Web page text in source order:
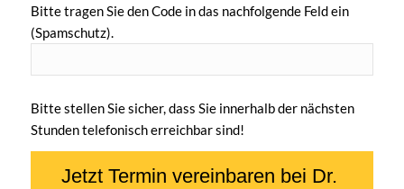
Bitte tragen Sie den Code in das nachfolgende Feld ein
(Spamschutz).
Bitte stellen Sie sicher, dass Sie innerhalb der nächsten
Stunden telefonisch erreichbar sind!